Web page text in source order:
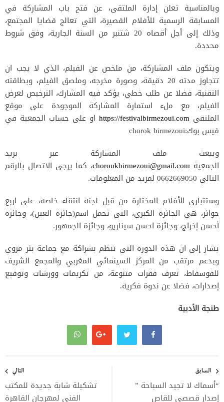
وبالمناسبة تعلن إدارة الملتقى، عن فتح باب المشاركة في
المسابقة الرسمية للأفلام القصيرة، التي تعالج قضايا المجتمع،
وذلك إلى أجل أقصاه 20 شتنبر من السنة الجارية، وفق شروط
محددة.
ويتكون ملف المشاركة، من ملخص عن الفيلم، الذي لا يجب ان
تتجاوز مدته 20 دقيقة، وصورة مخرجه، وملصق الفيلم، وبطاقته
التقنية، فضلا عن طلب خطي، يؤكد فيه المشارك، الترخيص لعرض
الفيلم، مع ملء استمارة المشاركة الموجودة على موقع
الملتقى https://festivalbirmezoui.com او على حساب الجمعية في
فيس بوك:chorok birmezoui
ويبعث ملف المشاركة عبر بريد
الجمعية choroukbirmezoui@gmail.com، كما يرجى الاتصال بالرقم
التالي 0662669050 لمزيد من المعلومات.
وستتبارى الأفلام المختارة من قبل لجنة انتقاء خاصة، على اربع
جوائز، هي الجائزة الكبرى، التي تحمل اسم(جائزة العين)، وجائزة
أحسن إخراج، وجائزة احسن سيناريو، وجائزة الجمهور.
يشار إلى ان هذه الدورة التي تنظم بشراكة مع جماعة بئر مزوي
وبدعم مرتقب من المركز السينمائي المغربي والمجمع الشريف
للفوسفاط، تعرف فقرات متنوعة، من تكريمات وورشات وتوقيع
إصدارات، فضلا عن ندوة فكرية.
طنجة الأدبية
المقالات
السابق
“أسماك لا تجيد السباحة ”
إصدار قصصي للقاص
التالي
تشكيلة شابة جديدة للمكتب
الفني لمهرجان القاهرة